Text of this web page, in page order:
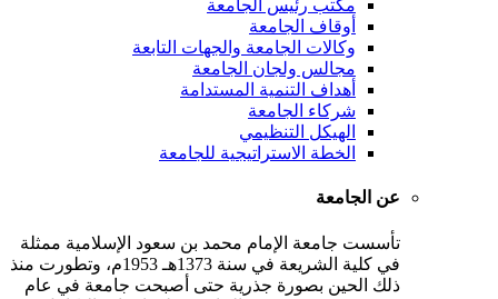
مكتب رئيس الجامعة
أوقاف الجامعة
وكالات الجامعة والجهات التابعة
مجالس ولجان الجامعة
أهداف التنمية المستدامة
شركاء الجامعة
الهيكل التنظيمي
الخطة الاستراتيجية للجامعة
عن الجامعة
تأسست جامعة الإمام محمد بن سعود الإسلامية ممثلة
في كلية الشريعة في سنة 1373هـ 1953م، وتطورت منذ
ذلك الحين بصورة جذرية حتى أصبحت جامعة في عام